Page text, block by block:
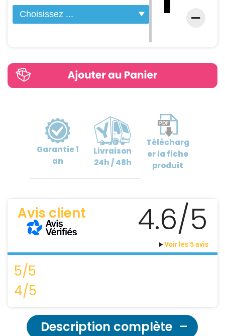
Garantie1
an
Livraison
24h / 48h
Télécharg
erla fiche
produit
Avis client 4.6/5
Voir les 5 avis
5/5
4/5
Description complète